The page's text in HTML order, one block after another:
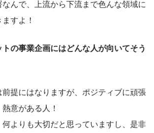
んで、上流から下流まで色んな領域に
すよ！
の事業企画にはどんな人が向いてそう
提にはなりますが、ポジティブに頑張
意がある人！
よりも大切だと思っていますし、是非